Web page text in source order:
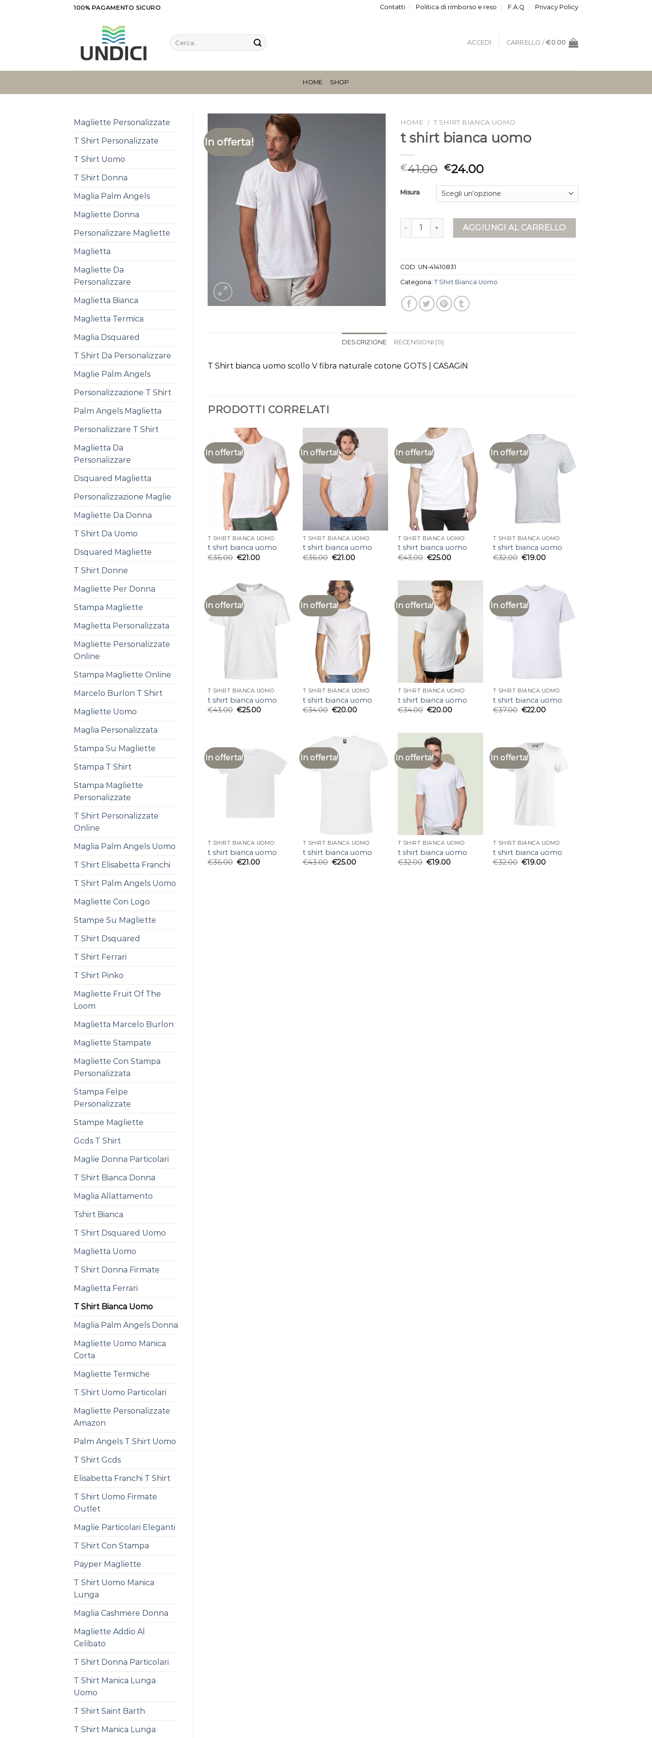
100% PAGAMENTO SICURO Contatti Politica di rimborso e reso F.A.Q Privacy Policy
Cerca:
ACCEDI CARRELLO /€0.00
HOME SHOP
Magliette Personalizzate
T Shirt Personalizzate
T Shirt Uomo
T Shirt Donna
Maglia Palm Angels
Magliette Donna
Personalizzare Magliette
Maglietta
Magliette Da
Personalizzare
Maglietta Bianca
Maglietta Termica
Maglia Dsquared
T Shirt Da Personalizzare
Maglie Palm Angels
Personalizzazione T Shirt
Palm Angels Maglietta
Personalizzare T Shirt
Maglietta Da
Personalizzare
Dsquared Maglietta
Personalizzazione Maglie
Magliette Da Donna
T Shirt Da Uomo
Dsquared Magliette
T Shirt Donne
Magliette Per Donna
Stampa Magliette
Maglietta Personalizzata
Magliette Personalizzate
Online
Stampa Magliette Online
Marcelo Burlon T Shirt
Magliette Uomo
Maglia Personalizzata
Stampa Su Magliette
Stampa T Shirt
Stampa Magliette
Personalizzate
T Shirt Personalizzate
Online
Maglia Palm Angels Uomo
T Shirt Elisabetta Franchi
T Shirt Palm Angels Uomo
Magliette Con Logo
Stampe Su Magliette
T Shirt Dsquared
T Shirt Ferrari
T Shirt Pinko
Magliette Fruit Of The
Loom
Maglietta Marcelo Burlon
Magliette Stampate
Magliette Con Stampa
Personalizzata
Stampa Felpe
Personalizzate
Stampe Magliette
Gcds T Shirt
Maglie Donna Particolari
T Shirt Bianca Donna
Maglia Allattamento
Tshirt Bianca
T Shirt Dsquared Uomo
Maglietta Uomo
T Shirt Donna Firmate
Maglietta Ferrari
T Shirt Bianca Uomo
Maglia Palm Angels Donna
Magliette Uomo Manica
Corta
Magliette Termiche
T Shirt Uomo Particolari
Magliette Personalizzate
Amazon
Palm Angels T Shirt Uomo
T Shirt Gcds
Elisabetta Franchi T Shirt
T Shirt Uomo Firmate
Outlet
Maglie Particolari Eleganti
T Shirt Con Stampa
Payper Magliette
T Shirt Uomo Manica
Lunga
Maglia Cashmere Donna
Magliette Addio Al
Celibato
T Shirt Donna Particolari
T Shirt Manica Lunga
Uomo
T Shirt Saint Barth
T Shirt Manica Lunga
In offerta!
HOME / T SHIRT BIANCA UOMO
t shirt bianca uomo
€41.00 €24.00
Misura
t shirt bianca uomo quantitàAGGIUNGI AL CARRELLO
COD: UN-41410831
Categoria: T Shirt Bianca Uomo
DESCRIZIONE RECENSIONI (0)
T Shirt bianca uomo scollo V fibra naturale cotone GOTS | CASAGiN
PRODOTTI CORRELATI
In offerta!
T SHIRT BIANCA UOMO
t shirt bianca uomo
€36.00 €21.00
In offerta!
T SHIRT BIANCA UOMO
t shirt bianca uomo
€36.00 €21.00
In offerta!
T SHIRT BIANCA UOMO
t shirt bianca uomo
€43.00 €25.00
In offerta!
T SHIRT BIANCA UOMO
t shirt bianca uomo
€32.00 €19.00
In offerta!
T SHIRT BIANCA UOMO
t shirt bianca uomo
€43.00 €25.00
In offerta!
T SHIRT BIANCA UOMO
t shirt bianca uomo
€34.00 €20.00
In offerta!
T SHIRT BIANCA UOMO
t shirt bianca uomo
€34.00 €20.00
In offerta!
T SHIRT BIANCA UOMO
t shirt bianca uomo
€37.00 €22.00
In offerta!
T SHIRT BIANCA UOMO
t shirt bianca uomo
€36.00 €21.00
In offerta!
T SHIRT BIANCA UOMO
t shirt bianca uomo
€43.00 €25.00
In offerta!
T SHIRT BIANCA UOMO
t shirt bianca uomo
€32.00 €19.00
In offerta!
T SHIRT BIANCA UOMO
t shirt bianca uomo
€32.00 €19.00